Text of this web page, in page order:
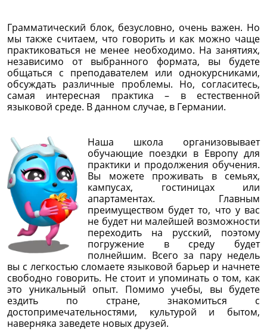
Грамматический блок, безусловно, очень важен. Но
мы также считаем, что говорить и как можно чаще
практиковаться не менее необходимо. На занятиях,
независимо от выбранного формата, вы будете
общаться с преподавателем или однокурсниками,
обсуждать различные проблемы. Но, согласитесь,
самая интересная практика – в естественной
языковой среде. В данном случае, в Германии.
Наша школа организовывает
обучающие поездки в Европу для
практики и продолжения обучения.
Вы можете проживать в семьях,
кампусах, гостиницах или
апартаментах. Главным
преимуществом будет то, что у вас
не будет ни малейшей возможности
переходить на русский, поэтому
погружение в среду будет
полнейшим. Всего за пару недель
вы с легкостью сломаете языковой барьер и начнете
свободно говорить. Не стоит и упоминать о том, как
это уникальный опыт. Помимо учебы, вы будете
ездить по стране, знакомиться с
достопримечательностями, культурой и бытом,
наверняка заведете новых друзей.